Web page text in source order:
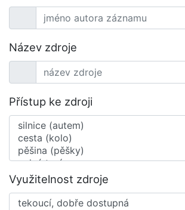
Název zdroje
Přístup ke zdroji
Využitelnost zdroje